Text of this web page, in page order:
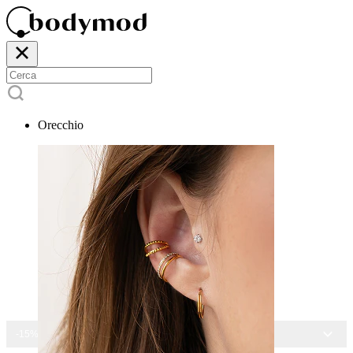
Orecchio
-15% SU TUTTI I GIOIELLI